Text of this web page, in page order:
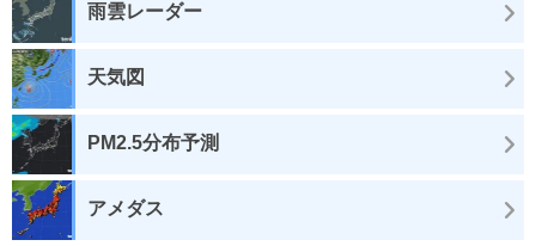
雨雲レーダー
天気図
PM2.5分布予測
アメダス